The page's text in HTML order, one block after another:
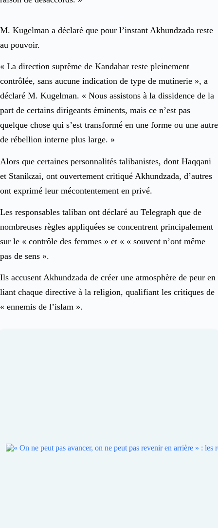
M. Kugelman a déclaré que pour l’instant Akhundzada reste
au pouvoir.
« La direction suprême de Kandahar reste pleinement
contrôlée, sans aucune indication de type de mutinerie », a
déclaré M. Kugelman. « Nous assistons à la dissidence de la
part de certains dirigeants éminents, mais ce n’est pas
quelque chose qui s’est transformé en une forme ou une autre
de rébellion interne plus large. »
Alors que certaines personnalités talibanistes, dont Haqqani
et Stanikzai, ont ouvertement critiqué Akhundzada, d’autres
ont exprimé leur mécontentement en privé.
Les responsables taliban ont déclaré au Telegraph que de
nombreuses règles appliquées se concentrent principalement
sur le « contrôle des femmes » et « « souvent n’ont même
pas de sens ».
Ils accusent Akhundzada de créer une atmosphère de peur en
liant chaque directive à la religion, qualifiant les critiques de
« ennemis de l’islam ».